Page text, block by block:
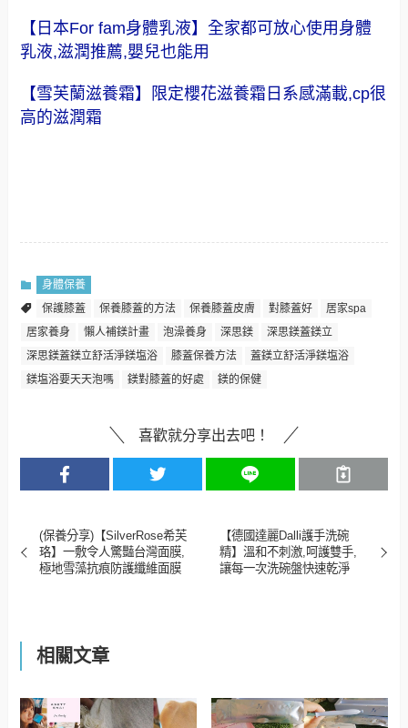
【日本For fam身體乳液】全家都可放心使用身體
乳液,滋潤推薦,嬰兒也能用
【雪芙蘭滋養霜】限定櫻花滋養霜日系感滿載,cp很
高的滋潤霜
身體保養
保護膝蓋
保養膝蓋的方法 保養膝蓋皮膚 對膝蓋好
居家spa
居家養身
懶人補鎂計畫 泡澡養身 深思鎂
深思鎂蓋鎂立
深思鎂蓋鎂立舒活淨鎂塩浴
膝蓋保養方法
蓋鎂立舒活淨鎂塩浴
鎂塩浴要天天泡嗎
鎂對膝蓋的好處 鎂的保健
喜歡就分享出去吧！
(保養分享)【SilverRose希芙
珞】一敷令人驚豔台灣面膜,
極地雪藻抗痕防護纖維面膜
【德國達麗Dalli護手洗碗
精】溫和不刺激,呵護雙手,
讓每一次洗碗盤快速乾淨
相關文章